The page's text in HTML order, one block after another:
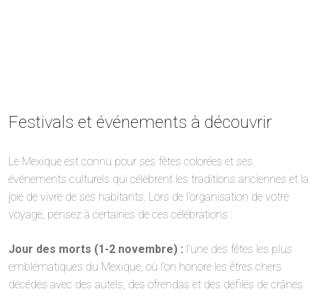
Festivals et événements à découvrir
Le Mexique est connu pour ses fêtes colorées et ses
événements culturels qui célèbrent les traditions anciennes et la
joie de vivre de ses habitants. Lors de l’organisation de votre
voyage, pensez à certaines de ces célébrations :
Jour des morts (1-2 novembre) : l’une des fêtes les plus
emblématiques du Mexique, où l’on honore les êtres chers
décédés avec des autels, des ofrendas et des défilés de crânes.